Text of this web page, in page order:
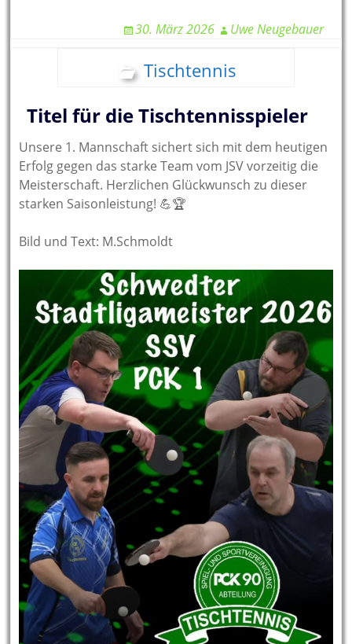
30. März 2026 Uwe Neugebauer
Tischtennis
Titel für die Tischtennisspieler
Unsere 1. Mannschaft sichert sich mit dem heutigen
Erfolg gegen das starke Team vom JSV vorzeitig die
Meisterschaft. Herzlichen Glückwunsch zu dieser
starken Saisonleistung! 💪🏆
Bild und Text: M.Schmoldt